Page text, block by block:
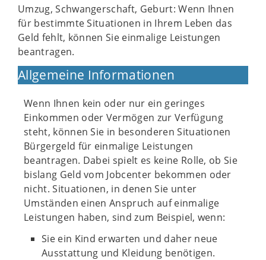
Umzug, Schwangerschaft, Geburt: Wenn Ihnen
für bestimmte Situationen in Ihrem Leben das
Geld fehlt, können Sie einmalige Leistungen
beantragen.
Allgemeine Informationen
Wenn Ihnen kein oder nur ein geringes
Einkommen oder Vermögen zur Verfügung
steht, können Sie in besonderen Situationen
Bürgergeld für einmalige Leistungen
beantragen. Dabei spielt es keine Rolle, ob Sie
bislang Geld vom Jobcenter bekommen oder
nicht. Situationen, in denen Sie unter
Umständen einen Anspruch auf einmalige
Leistungen haben, sind zum Beispiel, wenn:
Sie ein Kind erwarten und daher neue
Ausstattung und Kleidung benötigen.